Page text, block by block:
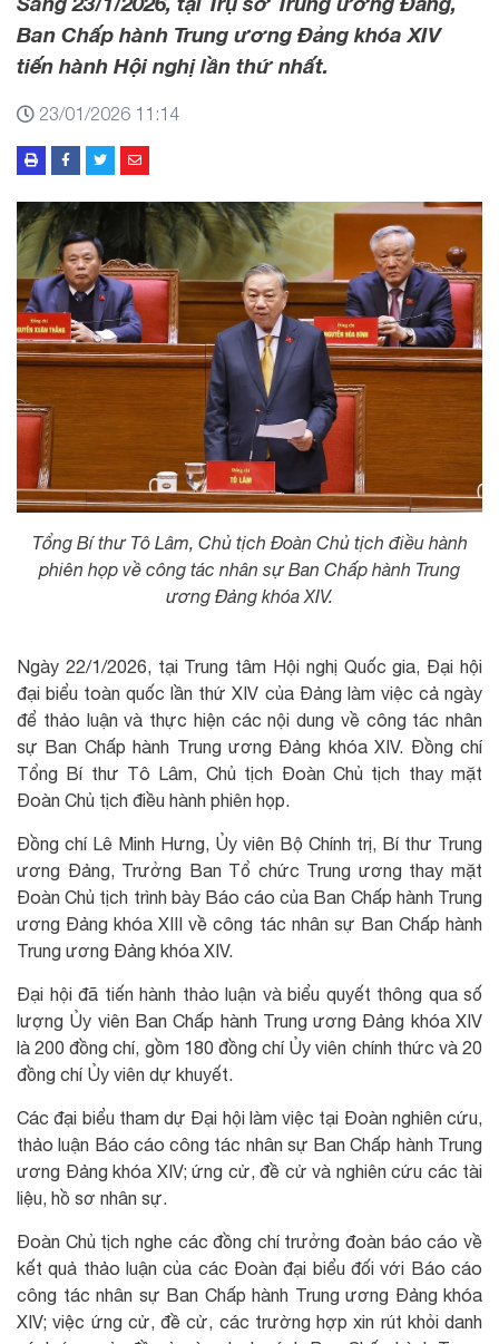
Ban Chấp hành Trung ương Đảng khóa XIV
tiến hành Hội nghị lần thứ nhất.
23/01/2026 11:14
Tổng Bí thư Tô Lâm, Chủ tịch Đoàn Chủ tịch điều hành
phiên họp về công tác nhân sự Ban Chấp hành Trung
ương Đảng khóa XIV.
Ngày 22/1/2026, tại Trung tâm Hội nghị Quốc gia, Đại hội
đại biểu toàn quốc lần thứ XIV của Đảng làm việc cả ngày
để thảo luận và thực hiện các nội dung về công tác nhân
sự Ban Chấp hành Trung ương Đảng khóa XIV. Đồng chí
Tổng Bí thư Tô Lâm, Chủ tịch Đoàn Chủ tịch thay mặt
Đoàn Chủ tịch điều hành phiên họp.
Đồng chí Lê Minh Hưng, Ủy viên Bộ Chính trị, Bí thư Trung
ương Đảng, Trưởng Ban Tổ chức Trung ương thay mặt
Đoàn Chủ tịch trình bày Báo cáo của Ban Chấp hành Trung
ương Đảng khóa XIII về công tác nhân sự Ban Chấp hành
Trung ương Đảng khóa XIV.
Đại hội đã tiến hành thảo luận và biểu quyết thông qua số
lượng Ủy viên Ban Chấp hành Trung ương Đảng khóa XIV
là 200 đồng chí, gồm 180 đồng chí Ủy viên chính thức và 20
đồng chí Ủy viên dự khuyết.
Các đại biểu tham dự Đại hội làm việc tại Đoàn nghiên cứu,
thảo luận Báo cáo công tác nhân sự Ban Chấp hành Trung
ương Đảng khóa XIV; ứng cử, đề cử và nghiên cứu các tài
liệu, hồ sơ nhân sự.
Đoàn Chủ tịch nghe các đồng chí trưởng đoàn báo cáo về
kết quả thảo luận của các Đoàn đại biểu đối với Báo cáo
công tác nhân sự Ban Chấp hành Trung ương Đảng khóa
XIV; việc ứng cử, đề cử, các trường hợp xin rút khỏi danh